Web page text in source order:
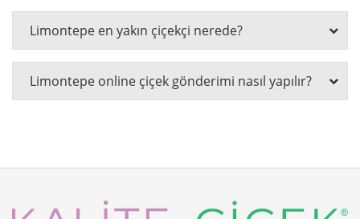
Limontepe en yakın çiçekçi nerede?
Limontepe online çiçek gönderimi nasıl yapılır?